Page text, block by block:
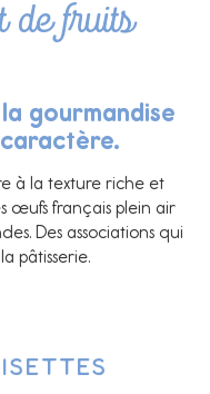
de fruits
gourmandise
à la texture riche et
œufs français plein air
Des associations qui
pâtisserie.